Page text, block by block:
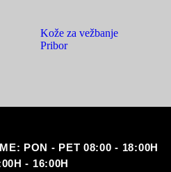
Kože za vežbanje
Pribor
PON - PET 08:00 - 18:00H
- 16:00H